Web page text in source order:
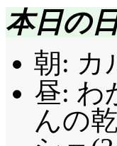
本日の
朝: カ
昼: わ
んの